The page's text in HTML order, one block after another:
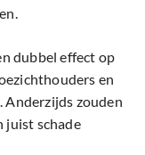
dubbel effect op
en
zouden
juist schade